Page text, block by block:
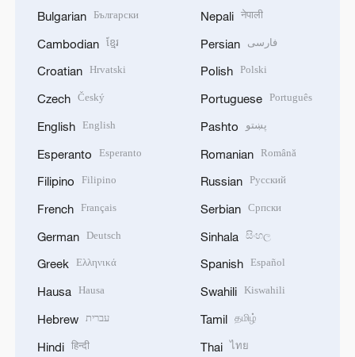
Bulgarian Български
Cambodian ខ្មែរ
Croatian Hrvatski
Czech Český
English English
Esperanto Esperanto
Filipino Filipino
French Français
German Deutsch
Greek Ελληνικά
Hausa Hausa
Hebrew עברית
Hindi हिन्दी
Nepali नेपाली
Persian فارسی
Polish Polski
Portuguese Português
Pashto پښتو
Romanian Română
Russian Русский
Serbian Српски
Sinhala සිංහල
Spanish Español
Swahili Kiswahili
Tamil தமிழ்
Thai ไทย